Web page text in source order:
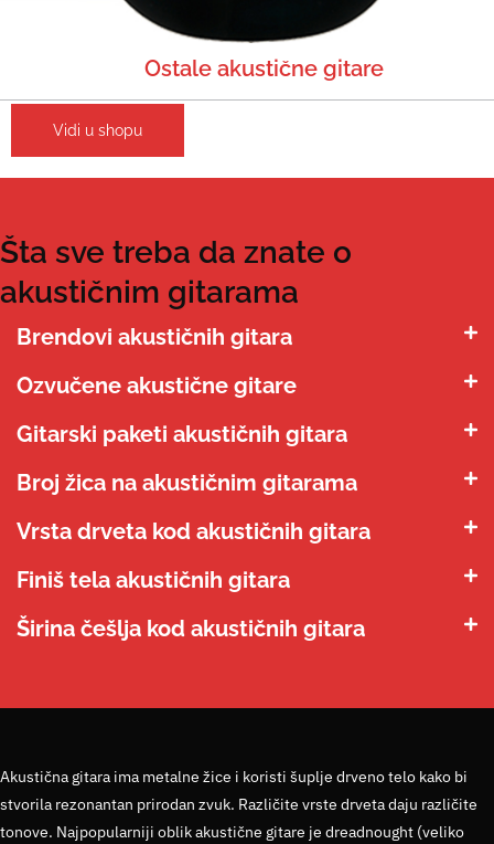
Ostale akustične gitare
Vidi u shopu
Šta sve treba da znate o
akustičnim gitarama
Brendovi akustičnih gitara
Ozvučene akustične gitare
Gitarski paketi akustičnih gitara
Broj žica na akustičnim gitarama
Vrsta drveta kod akustičnih gitara
Finiš tela akustičnih gitara
Širina češlja kod akustičnih gitara
Akustična gitara ima metalne žice i koristi šuplje drveno telo kako bi
stvorila rezonantan prirodan zvuk. Različite vrste drveta daju različite
tonove. Najpopularniji oblik akustične gitare je dreadnought (veliko